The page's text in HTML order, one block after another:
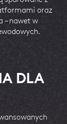
oraz
– nawet w
Logi Tune.
SYNCFIRM
DLA